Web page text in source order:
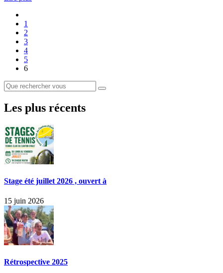
1
2
3
4
5
6
Les plus récents
Stage été juillet 2026 , ouvert à
15 juin 2026
Rétrospective 2025